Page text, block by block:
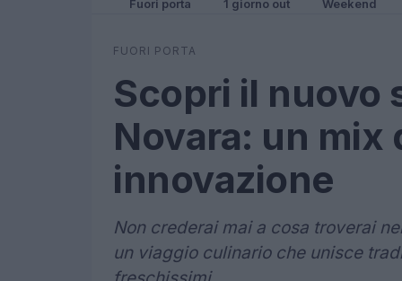
Fuori porta 1 giorno out Weekend
FUORI PORTA
Scopri il nuovo
Novara: un mix
innovazione
Non crederai mai a cosa troverai
un viaggio culinario che unisce